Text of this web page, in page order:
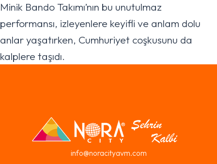
Minik Bando Takımı’nın bu unutulmaz
performansı, izleyenlere keyifli ve anlam dolu
anlar yaşatırken, Cumhuriyet coşkusunu da
kalplere taşıdı.
info@noracityavm.com